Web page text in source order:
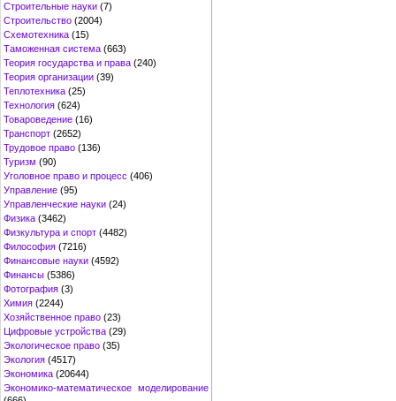
Строительные науки (7)
Строительство (2004)
Схемотехника (15)
Таможенная система (663)
Теория государства и права (240)
Теория организации (39)
Теплотехника (25)
Технология (624)
Товароведение (16)
Транспорт (2652)
Трудовое право (136)
Туризм (90)
Уголовное право и процесс (406)
Управление (95)
Управленческие науки (24)
Физика (3462)
Физкультура и спорт (4482)
Философия (7216)
Финансовые науки (4592)
Финансы (5386)
Фотография (3)
Химия (2244)
Хозяйственное право (23)
Цифровые устройства (29)
Экологическое право (35)
Экология (4517)
Экономика (20644)
Экономико-математическое моделирование